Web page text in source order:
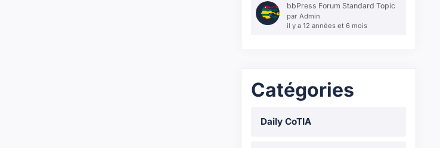
bbPress Forum Standard Topic
par Admin
il y a 12 années et 6 mois
Catégories
Daily CoTIA